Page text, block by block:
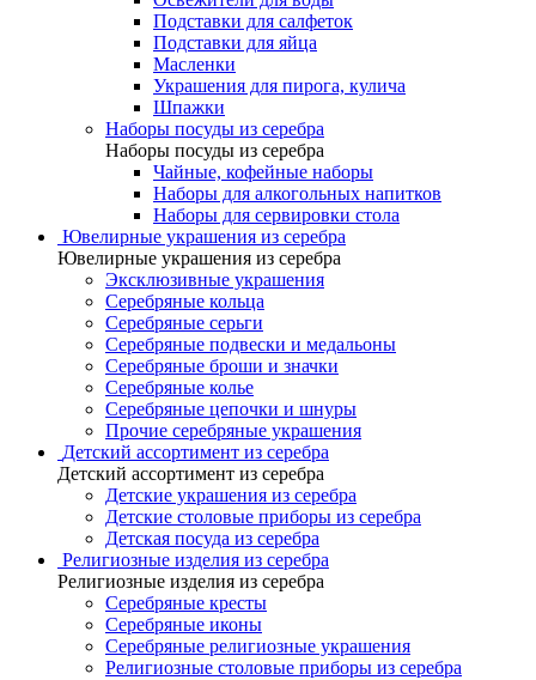
Подставки для салфеток
Подставки для яйца
Масленки
Украшения для пирога, кулича
Шпажки
Наборы посуды из серебра
Наборы посуды из серебра
Чайные, кофейные наборы
Наборы для алкогольных напитков
Наборы для сервировки стола
Ювелирные украшения из серебра
Ювелирные украшения из серебра
Эксклюзивные украшения
Серебряные кольца
Серебряные серьги
Серебряные подвески и медальоны
Серебряные броши и значки
Серебряные колье
Серебряные цепочки и шнуры
Прочие серебряные украшения
Детский ассортимент из серебра
Детский ассортимент из серебра
Детские украшения из серебра
Детские столовые приборы из серебра
Детская посуда из серебра
Религиозные изделия из серебра
Религиозные изделия из серебра
Серебряные кресты
Серебряные иконы
Серебряные религиозные украшения
Религиозные столовые приборы из серебра